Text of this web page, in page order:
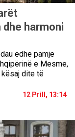
harmoni
edhe pamje
e Mesme,
dite të
12 Prill, 13:14